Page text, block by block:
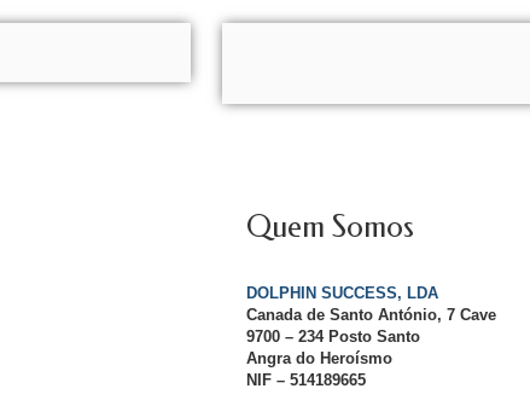
Quem Somos
DOLPHIN SUCCESS, LDA
Canada de Santo António, 7 Cave
9700 – 234 Posto Santo
Angra do Heroísmo
NIF – 514189665